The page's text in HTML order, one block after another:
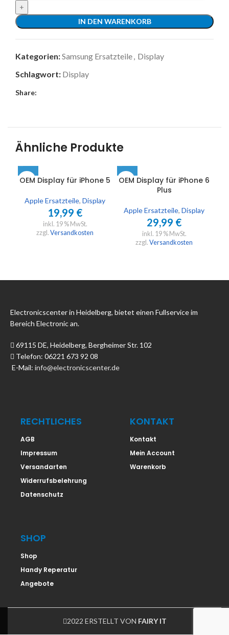
IN DEN WARENKORB
Kategorien:Samsung Ersatzteile Display
Schlagwort: Display
Share:
Ähnliche Produkte
OEM Display für iPhone 5
Apple Ersatzteile, Display
19,99 €
inkl. 19 % MwSt.
zzgl. Versandkosten
OEM Display für iPhone 6
Plus
Apple Ersatzteile, Display
29,99 €
inkl. 19 % MwSt.
zzgl. Versandkosten
Electronicscenter in Heidelberg, bietet einen Fullservice im
Bereich Electronic an.
69115 DE, Heidelberg, Bergheimer Str. 102
Telefon: 06221 673 92 08
E-Mail:info@electronicscenter.de
RECHTLICHES
AGB
Impressum
Versandarten
Widerrufsbelehrung
Datenschutz
KONTAKT
Kontakt
Mein Account
Warenkorb
SHOP
Shop
Handy Reperatur
Angebote
2022 ERSTELLT VON FAIRY IT